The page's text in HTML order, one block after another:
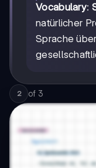
Vocabulary:
natürlicher
Sprache
2 of 3